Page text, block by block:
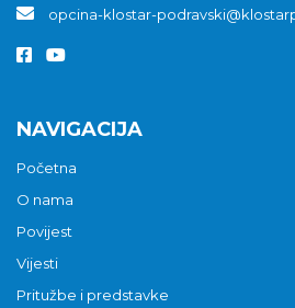
opcina-klostar-
NAVIGACIJA
Početna
O nama
Povijest
Vijesti
Pritužbe i predstavke